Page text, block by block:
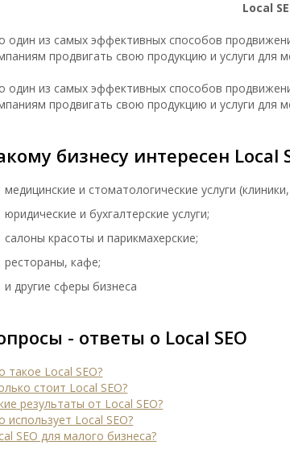
Local
один из самых эффективных способов
продвигать свою продукцию и услуги для
один из самых эффективных способов
продвигать свою продукцию и услуги для
бизнесу интересен Local
медицинские и стоматологические услуги
юридические и бухгалтерские услуги;
салоны красоты и парикмахерские;
рестораны, кафе;
и другие сферы бизнеса
- ответы о Local SEO
такое Local SEO?
стоит Local SEO?
результаты от Local SEO?
использует Local SEO?
SEO для малого бизнеса?